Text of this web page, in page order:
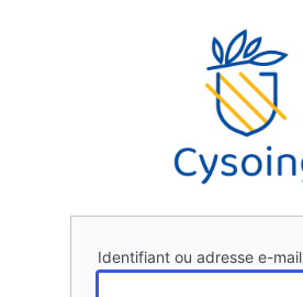
Identifiant ou adresse e-mail